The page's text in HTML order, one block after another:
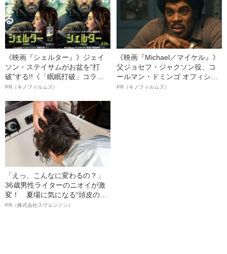
《映画『シェルター』》ジェイ
ソン・ステイサムがお盆を“打
破”する!!《「眠眠打破」コラ
ボ》
PR（キノフィルムズ）
《映画『Michael／マイケル』》
父ジョセフ・ジャクソン役、コ
ールマン・ドミンゴ オフィシャ
ルインタビュー“観客を魅了した
PR（キノフィルムズ）
「えっ、こんなに変わるの？」
36歳男性ライターのニオイが激
変！ 夏場に気になる“頭皮のニ
オイ”や“ベタつき”を解消す
PR（株式会社スヴェンソン）